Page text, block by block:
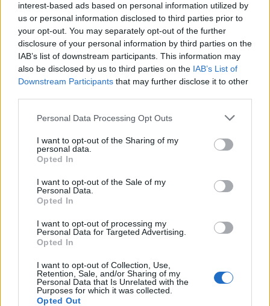
interest-based ads based on personal information utilized by
us or personal information disclosed to third parties prior to
your opt-out. You may separately opt-out of the further
disclosure of your personal information by third parties on the
IAB’s list of downstream participants. This information may
also be disclosed by us to third parties on the IAB’s List of
Downstream Participants that may further disclose it to other
Personal Data Processing Opt Outs
I want to opt-out of the Sharing of my
personal data.
Opted In
I want to opt-out of the Sale of my
Personal Data.
Opted In
I want to opt-out of processing my
Personal Data for Targeted Advertising.
Opted In
I want to opt-out of Collection, Use,
Retention, Sale, and/or Sharing of my
Personal Data that Is Unrelated with the
Purposes for which it was collected.
Opted Out
OMEGR